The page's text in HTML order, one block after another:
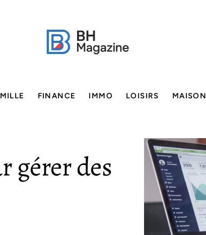
FINANCE IMMO LOISIRS MAISON
gérer des